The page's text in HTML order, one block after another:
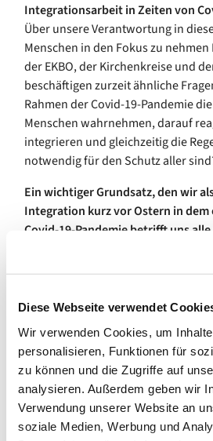
Diese Webseite verwendet
Wir verwenden Cookies, um
personalisieren, Funktionen für
zu können und die Zugriffe auf
analysieren. Außerdem geben wir
Verwendung unserer Website an
soziale Medien, Werbung und
Integrationsarbeit in Zeiten von
Über unsere Verantwortung in
Menschen in den Fokus zu
der EKBO, der Kirchenkreise und
beschäftigen zurzeit ähnliche
Rahmen der Covid-19-Pandemie
Menschen wahrnehmen, darauf
integrieren und gleichzeitig die
notwendig für den Schutz aller
Ein wichtiger Grundsatz, den wir
Integration kurz vor Ostern in dem
Covid-19-Pandemie betrifft uns
sollten gleich vor dem Virus
Grenzen kennen.Die Pandemie
egal woher sie stammen, aber wir
geschützt und haben nicht alle
sauberen Rückzugsorten und
empfohlenen schützenden
Es geht uns alle an,
wie Menschen
Geflüchtete auf den griechischen
zusammengepfercht und unter